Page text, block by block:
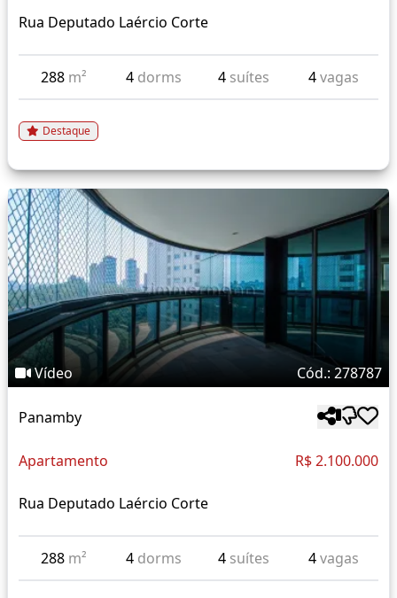
Rua Deputado Laércio Corte
288 m² 4 dorms 4 suítes 4vagas
Destaque
Vídeo Cód.: 278787
Panamby
Apartamento R$ 2.100.000
Rua Deputado Laércio Corte
288 m² 4 dorms 4 suítes 4vagas